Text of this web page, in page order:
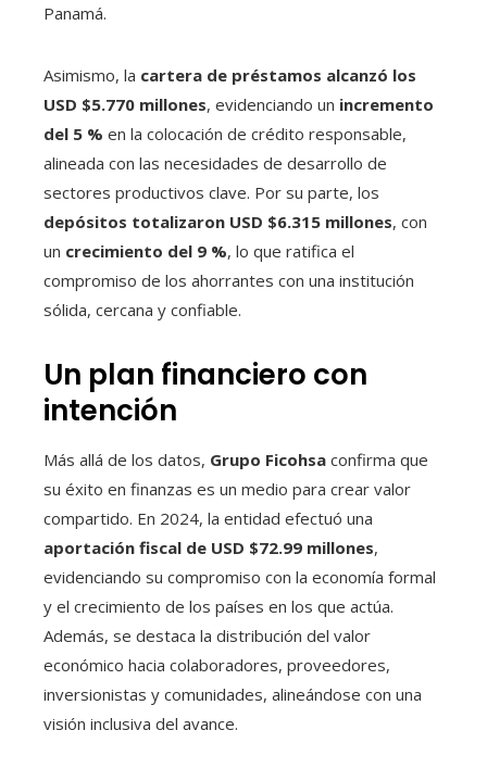
Panamá.
Asimismo, la cartera de préstamos alcanzó los
USD $5.770 millones, evidenciando un incremento
del 5 % en la colocación de crédito responsable,
alineada con las necesidades de desarrollo de
sectores productivos clave. Por su parte, los
depósitos totalizaron USD $6.315 millones, con
un crecimiento del 9 %, lo que ratifica el
compromiso de los ahorrantes con una institución
sólida, cercana y confiable.
Un plan financiero con
intención
Más allá de los datos, Grupo Ficohsa confirma que
su éxito en finanzas es un medio para crear valor
compartido. En 2024, la entidad efectuó una
aportación fiscal de USD $72.99 millones,
evidenciando su compromiso con la economía formal
y el crecimiento de los países en los que actúa.
Además, se destaca la distribución del valor
económico hacia colaboradores, proveedores,
inversionistas y comunidades, alineándose con una
visión inclusiva del avance.